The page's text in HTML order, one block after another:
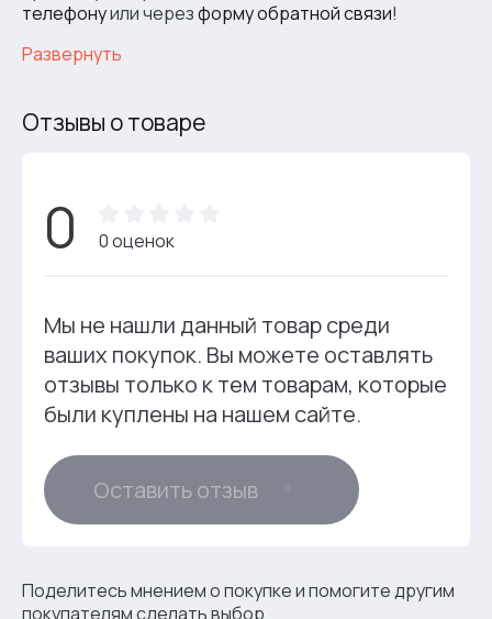
телефонуили черезформу обратной связи!
Развернуть
Отзывы о товаре
0 0 оценок
Мы не нашли данный товар среди
ваших покупок. Вы можете оставлять
отзывы только к тем товарам, которые
были куплены на нашем сайте.
Оставить отзыв
Поделитесь мнением о покупке и помогите другим
покупателям сделать выбор